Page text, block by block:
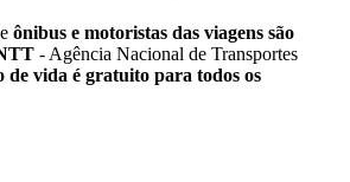
ônibus e motoristas das viagens são
- Agência Nacional de Transportes
de vida é gratuito para todos os